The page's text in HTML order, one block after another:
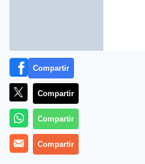
Compartir
Compartir
Compartir
Compartir